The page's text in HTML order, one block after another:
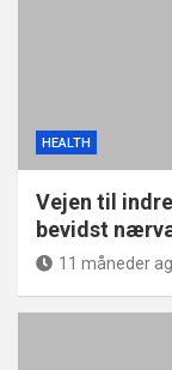
HEALTH
Vejen til
bevidst
11 måneder